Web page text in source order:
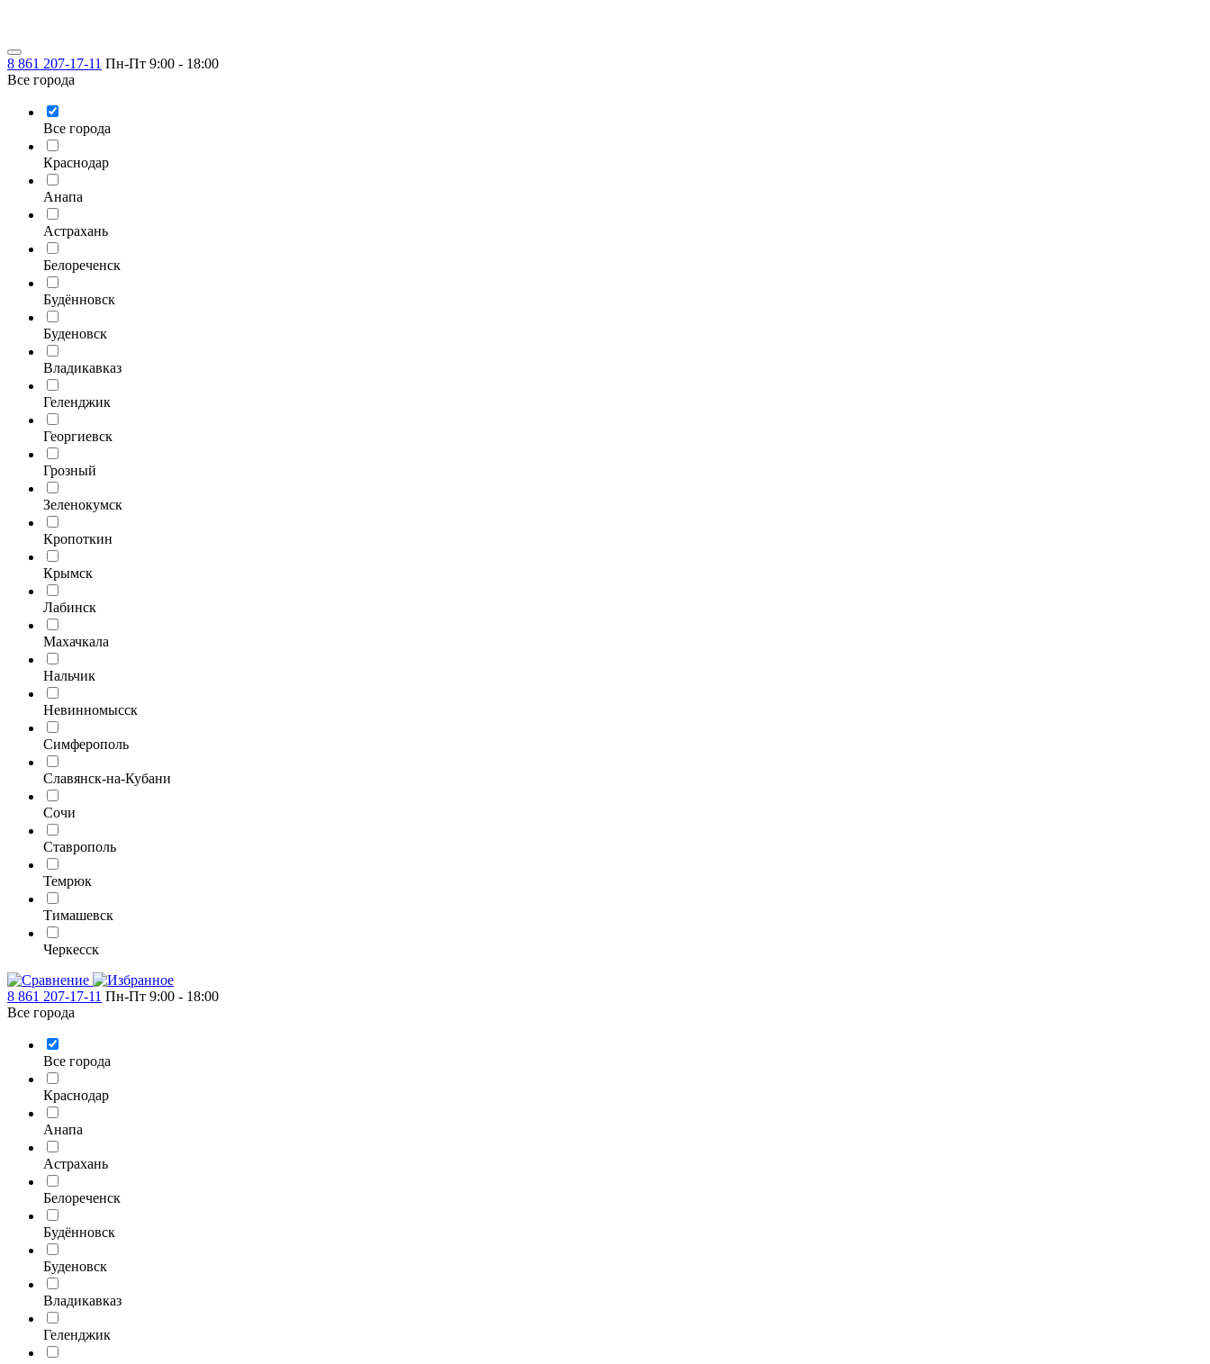
8 861 207-17-11 Пн-Пт 9:00 - 18:00
Все города
Все города
Краснодар
Анапа
Астрахань
Белореченск
Будённовск
Буденовск
Владикавказ
Геленджик
Георгиевск
Грозный
Зеленокумск
Кропоткин
Крымск
Лабинск
Махачкала
Нальчик
Невинномысск
Симферополь
Славянск-на-Кубани
Сочи
Ставрополь
Темрюк
Тимашевск
Черкесск
8 861 207-17-11 Пн-Пт 9:00 - 18:00
Все города
Все города
Краснодар
Анапа
Астрахань
Белореченск
Будённовск
Буденовск
Владикавказ
Геленджик